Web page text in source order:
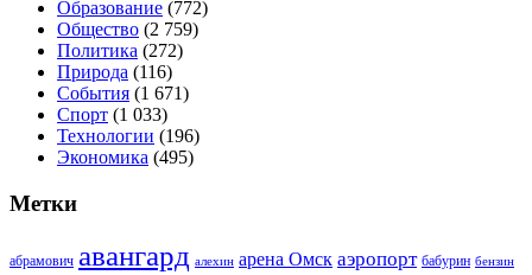
Образование (772)
Общество (2 759)
Политика (272)
Природа (116)
События (1 671)
Спорт (1 033)
Технологии (196)
Экономика (495)
Метки
абрамович авангард алехин арена Омск аэропорт бабурин бензин